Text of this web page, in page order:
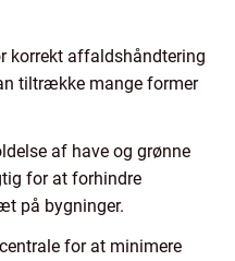
korrekt affaldshåndtering
tiltrække mange former
af have og grønne
for at forhindre
på bygninger.
for at minimere